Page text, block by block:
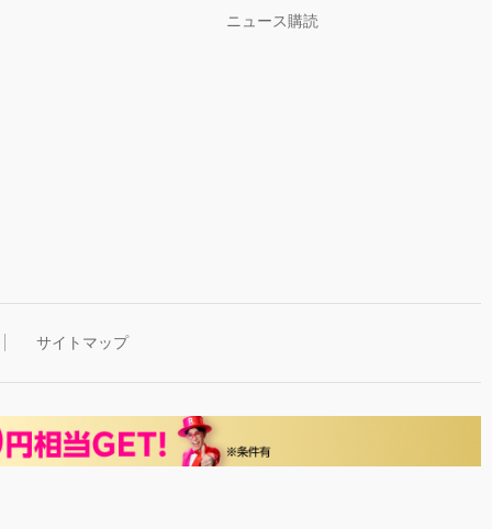
ニュース購読
サイトマップ